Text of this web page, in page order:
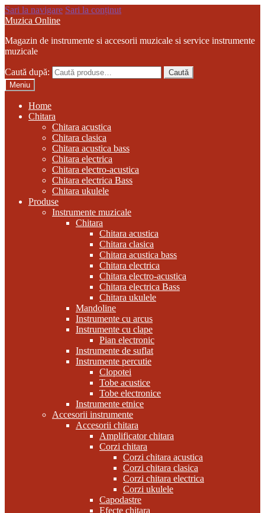
Sari la navigare Sari la conținut
Muzica Online
Magazin de instrumente si accesorii muzicale si service instrumente
muzicale
Caută după:
Caută
Meniu
Home
Chitara
Chitara acustica
Chitara clasica
Chitara acustica bass
Chitara electrica
Chitara electro-acustica
Chitara electrica Bass
Chitara ukulele
Produse
Instrumente muzicale
Chitara
Chitara acustica
Chitara clasica
Chitara acustica bass
Chitara electrica
Chitara electro-acustica
Chitara electrica Bass
Chitara ukulele
Mandoline
Instrumente cu arcus
Instrumente cu clape
Pian electronic
Instrumente de suflat
Instrumente percutie
Clopotei
Tobe acustice
Tobe electronice
Instrumente etnice
Accesorii instrumente
Accesorii chitara
Amplificator chitara
Corzi chitara
Corzi chitara acustica
Corzi chitara clasica
Corzi chitara electrica
Corzi ukulele
Capodastre
Efecte chitara